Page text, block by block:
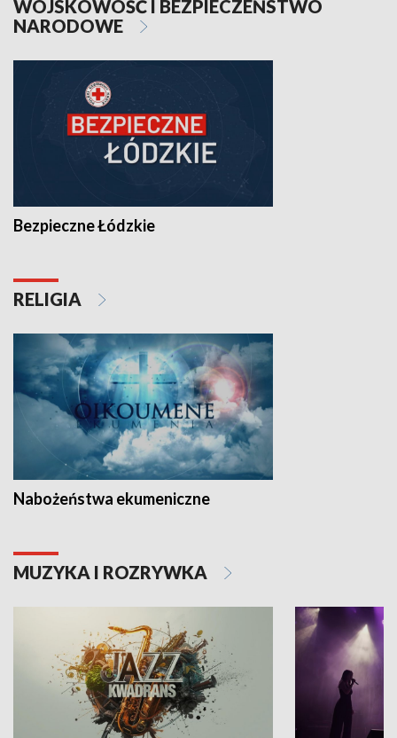
WOJSKOWOŚĆ I BEZPIECZEŃSTWO
NARODOWE
Bezpieczne Łódzkie
RELIGIA
Nabożeństwa ekumeniczne
MUZYKA I ROZRYWKA